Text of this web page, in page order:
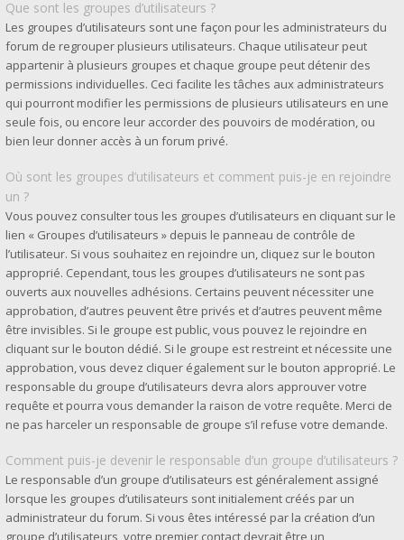
Que sont les groupes d’utilisateurs ?
Les groupes d’utilisateurs sont une façon pour les administrateurs du
forum de regrouper plusieurs utilisateurs. Chaque utilisateur peut
appartenir à plusieurs groupes et chaque groupe peut détenir des
permissions individuelles. Ceci facilite les tâches aux administrateurs
qui pourront modifier les permissions de plusieurs utilisateurs en une
seule fois, ou encore leur accorder des pouvoirs de modération, ou
bien leur donner accès à un forum privé.
Où sont les groupes d’utilisateurs et comment puis-je en rejoindre
un ?
Vous pouvez consulter tous les groupes d’utilisateurs en cliquant sur le
lien « Groupes d’utilisateurs » depuis le panneau de contrôle de
l’utilisateur. Si vous souhaitez en rejoindre un, cliquez sur le bouton
approprié. Cependant, tous les groupes d’utilisateurs ne sont pas
ouverts aux nouvelles adhésions. Certains peuvent nécessiter une
approbation, d’autres peuvent être privés et d’autres peuvent même
être invisibles. Si le groupe est public, vous pouvez le rejoindre en
cliquant sur le bouton dédié. Si le groupe est restreint et nécessite une
approbation, vous devez cliquer également sur le bouton approprié. Le
responsable du groupe d’utilisateurs devra alors approuver votre
requête et pourra vous demander la raison de votre requête. Merci de
ne pas harceler un responsable de groupe s’il refuse votre demande.
Comment puis-je devenir le responsable d’un groupe d’utilisateurs ?
Le responsable d’un groupe d’utilisateurs est généralement assigné
lorsque les groupes d’utilisateurs sont initialement créés par un
administrateur du forum. Si vous êtes intéressé par la création d’un
groupe d’utilisateurs, votre premier contact devrait être un